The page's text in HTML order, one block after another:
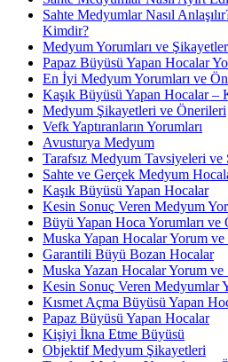
Sahte Medyumlar Nasıl
Kimdir?
Medyum Yorumları ve
Papaz Büyüsü Yapan Hocalar
En İyi Medyum Yorumları ve
Kaşık Büyüsü Yapan Hocalar –
Medyum Şikayetleri ve Önerileri
Vefk Yaptıranların Yorumları
Avusturya Medyum
Tarafsız Medyum Tavsiyeleri ve
Sahte ve Gerçek Medyum
Kaşık Büyüsü Yapan Hocalar
Kesin Sonuç Veren Medyum
Büyü Yapan Hoca Yorumları ve
Muska Yapan Hocalar Yorum
Garantili Büyü Bozan Hocalar
Muska Yazan Hocalar Yorum ve
Kesin Sonuç Veren Medyumlar
Kısmet Açma Büyüsü Yapan
Papaz Büyüsü Yapan Hocalar
Kişiyi İkna Etme Büyüsü
Objektif Medyum Şikayetleri